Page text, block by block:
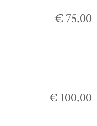
€ 75.00
€ 100.00